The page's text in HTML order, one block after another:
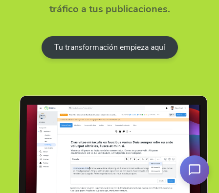
tráfico a tus publicaciones.
Tu transformación empieza aquí